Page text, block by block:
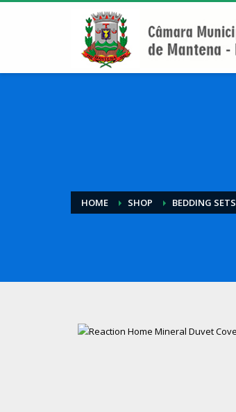
HOME SHOP BEDDING SETS